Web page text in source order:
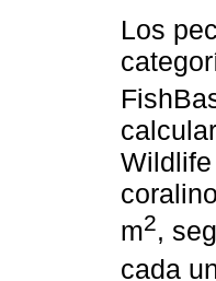
Los
m2,
cada